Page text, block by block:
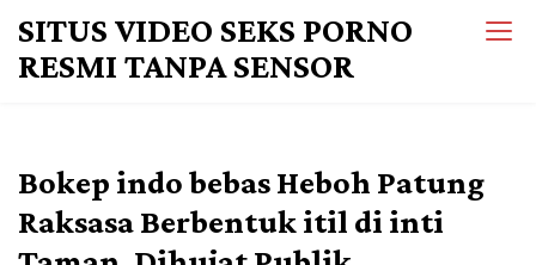
content
SITUS VIDEO SEKS PORNO
RESMI TANPA SENSOR
Bokep indo bebas Heboh Patung
Raksasa Berbentuk itil di inti